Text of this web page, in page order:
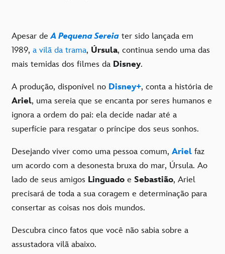
Apesar deA Pequena Sereia ter sido lançada em
1989, a vilã da trama, Úrsula, continua sendo uma das
mais temidas dos filmes da Disney.
A produção, disponível no Disney+, conta a história de
Ariel, uma sereia que se encanta por seres humanos e
ignora a ordem do pai: ela decide nadar até a
superfície para resgatar o príncipe dos seus sonhos.
Desejando viver como uma pessoa comum, Ariel faz
um acordo com a desonesta bruxa do mar, Úrsula. Ao
lado de seus amigos Linguado e Sebastião, Ariel
precisará de toda a sua coragem e determinação para
consertar as coisas nos dois mundos.
Descubra cinco fatos que você não sabia sobre a
assustadora vilã abaixo.